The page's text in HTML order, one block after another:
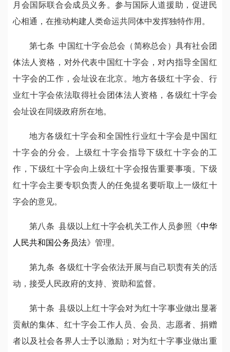
月会国际联合会成员义务。参与国际人道援助，促进民
心相通，在推动构建人类命运共同体中发挥独特作用。
第七条 中国红十字会总会（简称总会）具有社会团
体法人资格，对外代表中国红十字会，对内指导全国红
十字会的工作，会址设在北京。地方各级红十字会、行
业红十字会依法取得社会团体法人资格，各级红十字会
会址设在同级政府所在地。
地方各级红十字会和全国性行业红十字会是中国红
十字会的分会。上级红十字会指导下级红十字会的工
作，下级红十字会向上级红十字会报告重要事项。下级
红十字会主要专职负责人的任免提名要听取上一级红十
字会的意见。
第八条 县级以上红十字会机关工作人员参照《中华
人民共和国公务员法》管理。
第九条 各级红十字会依法开展与自己职责有关的活
动，接受人民政府的支持、资助和监督。
第十条 县级以上红十字会对为红十字事业做出显著
贡献的集体、红十字会工作人员、会员、志愿者、捐赠
者以及社会各界人士予以激励；对为红十字事业做出重